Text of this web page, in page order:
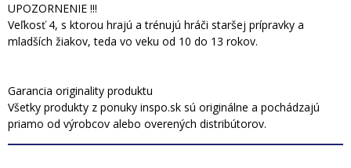
UPOZORNENIE !!!
Veľkosť 4, s ktorou hrajú a trénujú hráči staršej prípravky a
mladších žiakov, teda vo veku od 10 do 13 rokov.
Garancia originality produktu
Všetky produkty z ponuky inspo.sk sú originálne a pochádzajú
priamo od výrobcov alebo overených distribútorov.